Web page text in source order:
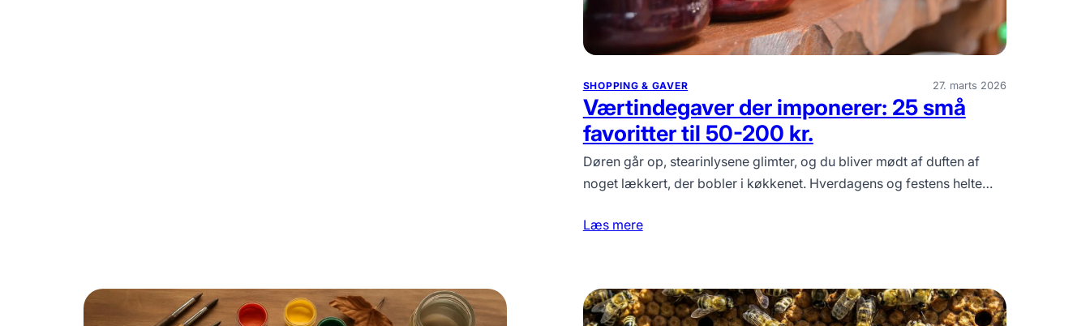
SHOPPING & GAVER 27. marts 2026
Værtindegaver der imponerer: 25 små
favoritter til 50-200 kr.
Døren går op, stearinlysene glimter, og du bliver mødt af duften af
noget lækkert, der bobler i køkkenet. Hverdagens og festens helte…
Læs mere